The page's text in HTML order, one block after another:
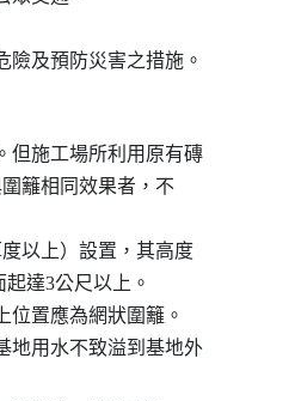
及預防災害之措施。
但施工場所利用原有磚
圍籬相同效果者，不
度以上）設置，其高度
起達3公尺以上。
置應為網狀圍籬。
地用水不致溢到基地外